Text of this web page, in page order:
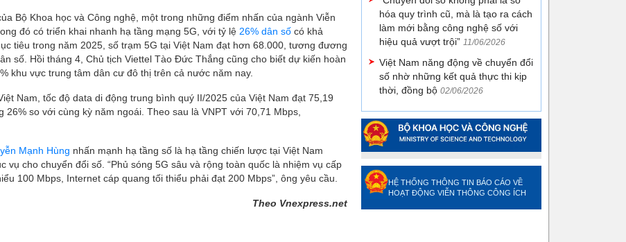
Bộ Khoa học và Công nghệ, một trong những điểm nhấn của ngành Viễn
đó có triển khai nhanh hạ tầng mạng 5G, với tỷ lệ 26% dân số có khả
tiêu trong năm 2025, số trạm 5G tại Việt Nam đạt hơn 68.000, tương đương
số. Hồi tháng 4, Chủ tịch Viettel Tào Đức Thắng cũng cho biết dự kiến hoàn
khu vực trung tâm dân cư đô thị trên cả nước năm nay.
Nam, tốc độ data di động trung bình quý II/2025 của Việt Nam đạt 75,19
so với cùng kỳ năm ngoái. Theo sau là VNPT với 70,71 Mbps,
Mạnh Hùng nhấn mạnh hạ tầng số là hạ tầng chiến lược tại Việt Nam
vụ cho chuyển đổi số. “Phủ sóng 5G sâu và rộng toàn quốc là nhiệm vụ cấp
100 Mbps, Internet cáp quang tối thiểu phải đạt 200 Mbps”, ông yêu cầu.
Theo Vnexpress.net
hóa quy trình cũ, mà là tạo ra cách
làm mới bằng công nghệ số với
hiệu quả vượt trội” 11/06/2026
Việt Nam năng động về chuyển đổi
số nhờ những kết quả thực thi kịp
thời, đồng bộ 02/06/2026
HỆ THỐNG THÔNG TIN BÁO CÁO VỀ
HOẠT ĐỘNG VIỄN THÔNG CÔNG ÍCH